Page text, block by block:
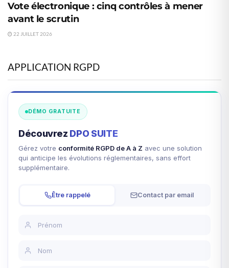
Vote électronique : cinq contrôles à mener
avant le scrutin
22 JUILLET 2026
APPLICATION RGPD
DÉMO GRATUITE
Découvrez DPO SUITE
Gérez votre conformité RGPD de A à Z avec une solution
qui anticipe les évolutions réglementaires, sans effort
supplémentaire.
Être rappelé Contact par email